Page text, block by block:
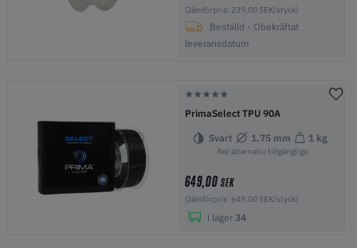
(Jämförpris: 239,00 SEK/styck)
Beställd - Obekräftat
leveransdatum
PrimaSelect TPU 90A
Svart 1.75 mm 1 kg
fler alternativ tillgängliga
649,00 SEK
(Jämförpris: 649,00 SEK/styck)
i lager 34